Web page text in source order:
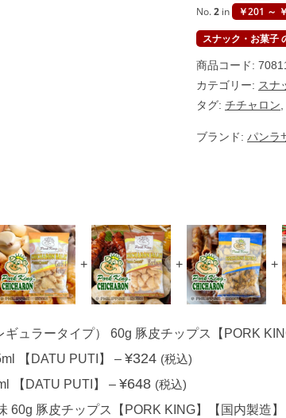
O
R
K
I
N
G
】
国
内
No.2 in
￥201 ～
スナック・お菓子
商品コード:
カテゴリー: スナ
タグ: チチャロン,
ブランド: パンラ
+ + +
ュラータイプ） 60g 豚皮チップス【PORK
【DATU PUTI】 – ¥324 (税込)
【DATU PUTI】 – ¥648 (税込)
60g 豚皮チップス【PORK KING】【国内製造】